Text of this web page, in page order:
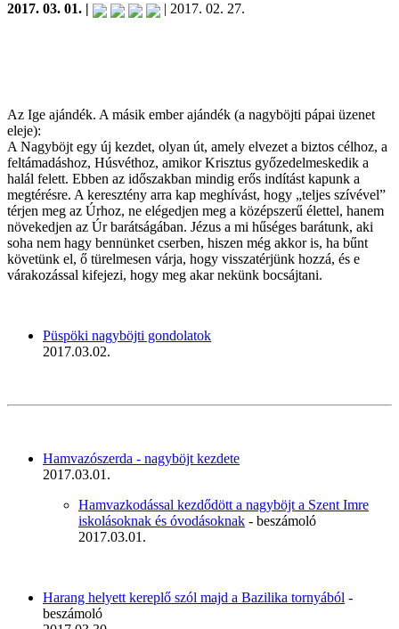
2017. 03. 01. | | 2017. 02. 27.
Az Ige ajándék. A másik ember ajándék (a nagyböjti pápai üzenet
eleje):
A Nagyböjt egy új kezdet, olyan út, amely elvezet a biztos célhoz, a
feltámadáshoz, Húsvéthoz, amikor Krisztus győzedelmeskedik a
halál felett. Ebben az időszakban mindig erős indítást kapunk a
megtérésre. A keresztény arra kap meghívást, hogy „teljes szívével”
térjen meg az Úrhoz, ne elégedjen meg a középszerű élettel, hanem
növekedjen az Úr barátságában. Jézus a mi hűséges barátunk, aki
soha nem hagy bennünket cserben, hiszen még akkor is, ha bűnt
követünk el, ő türelmesen várja, hogy visszatérjünk hozzá, és e
várakozással kifejezi, hogy meg akar nekünk bocsájtani.
Püspöki nagyböjti gondolatok
2017.03.02.
Hamvazószerda - nagyböjt kezdete
2017.03.01.
Hamvazkodással kezdődött a nagyböjt a Szent Imre
iskolásoknak és óvodásoknak - beszámoló
2017.03.01.
Harang helyett kereplő szól majd a Bazilika tornyából -
beszámoló